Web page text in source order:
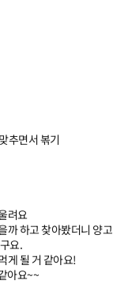
추면서 볶기
려요
까 하고 찾아봤더니 양고
요.
게 될 거 같아요!
아요~~